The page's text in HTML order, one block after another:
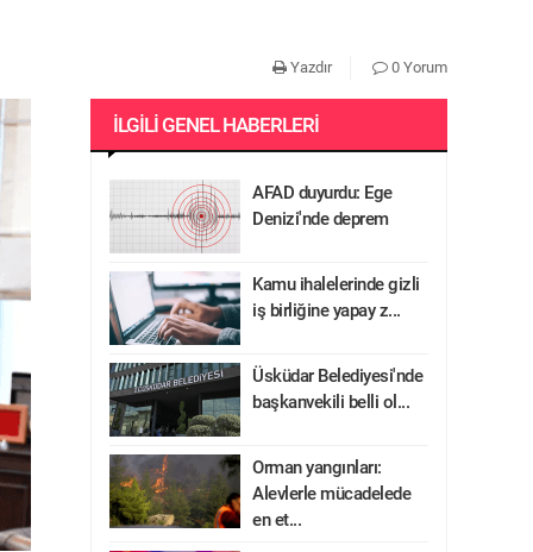
Yazdır 0 Yorum
İLGILI GENEL HABERLERI
AFAD duyurdu: Ege
Denizi'nde deprem
Kamu ihalelerinde gizli
iş birliğine yapay z...
Üsküdar Belediyesi'nde
başkanvekili belli ol...
Orman yangınları:
Alevlerle mücadelede
en et...